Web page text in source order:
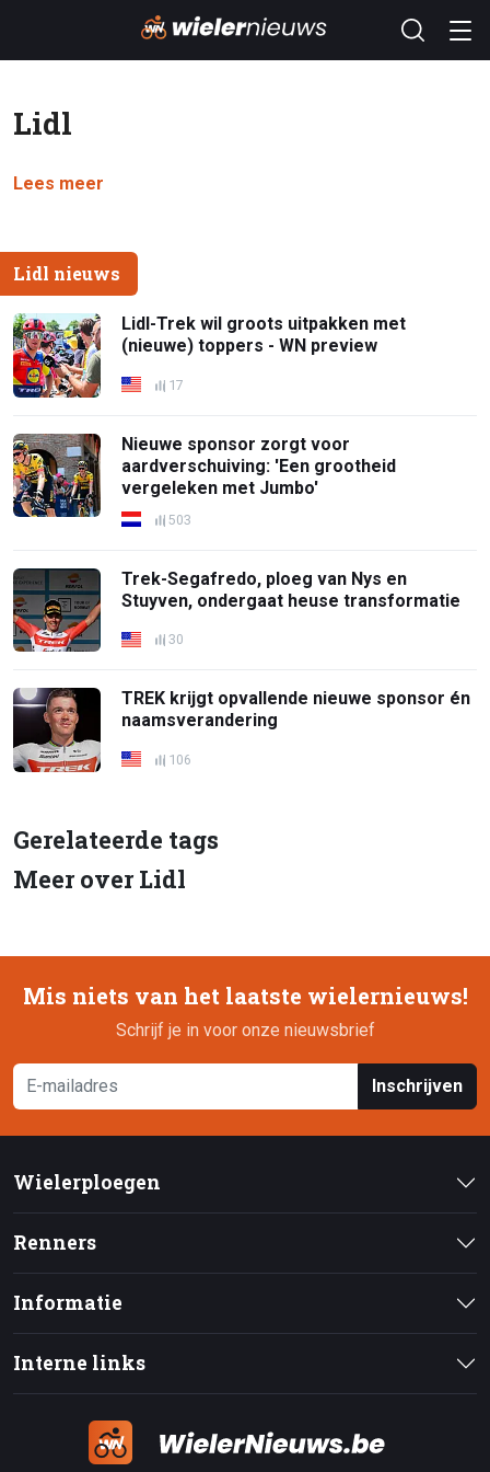
Lidl
Lees meer
Lidl nieuws
Lidl-Trek wil groots uitpakken met
(nieuwe) toppers - WN preview
17
Nieuwe sponsor zorgt voor
aardverschuiving: 'Een grootheid
vergeleken met Jumbo'
503
Trek-Segafredo, ploeg van Nys en
Stuyven, ondergaat heuse transformatie
30
TREK krijgt opvallende nieuwe sponsor én
naamsverandering
106
Gerelateerde tags
Meer over Lidl
Mis niets van het laatste wielernieuws!
Schrijf je in voor onze nieuwsbrief
Inschrijven
Wielerploegen
Renners
Informatie
Interne links